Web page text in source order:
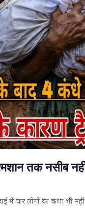
तक नसीब
में चार लोगों का कंधा भी